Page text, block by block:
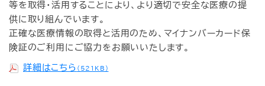
等を取得・活用することにより、より適切で安全な医療の提
供に取り組んでいます。
正確な医療情報の取得と活用のため、マイナンバーカード保
険証のご利用にご協力をお願いいたします。
詳細はこちら （521KB）